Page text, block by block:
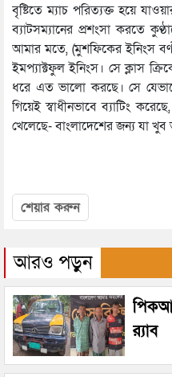
বৃষ্টিতে ম্যাচ পরিত্যক্ত হয়ে
ব্যাটসম্যানের প্রশংসা করতে
আমার মতে, (মুশফিকের ইনিংস
ইমপ্যাক্টফুল ইনিংস। সে ক্লাস
ধরে এত ভালো করছে। সে
গিয়েই স্বাধীনভাবে ব্যাটিং
খেলেছে- বাংলাদেশের জন্য যা
শেয়ার করুন
আরও পড়ুন
র‌্যাব